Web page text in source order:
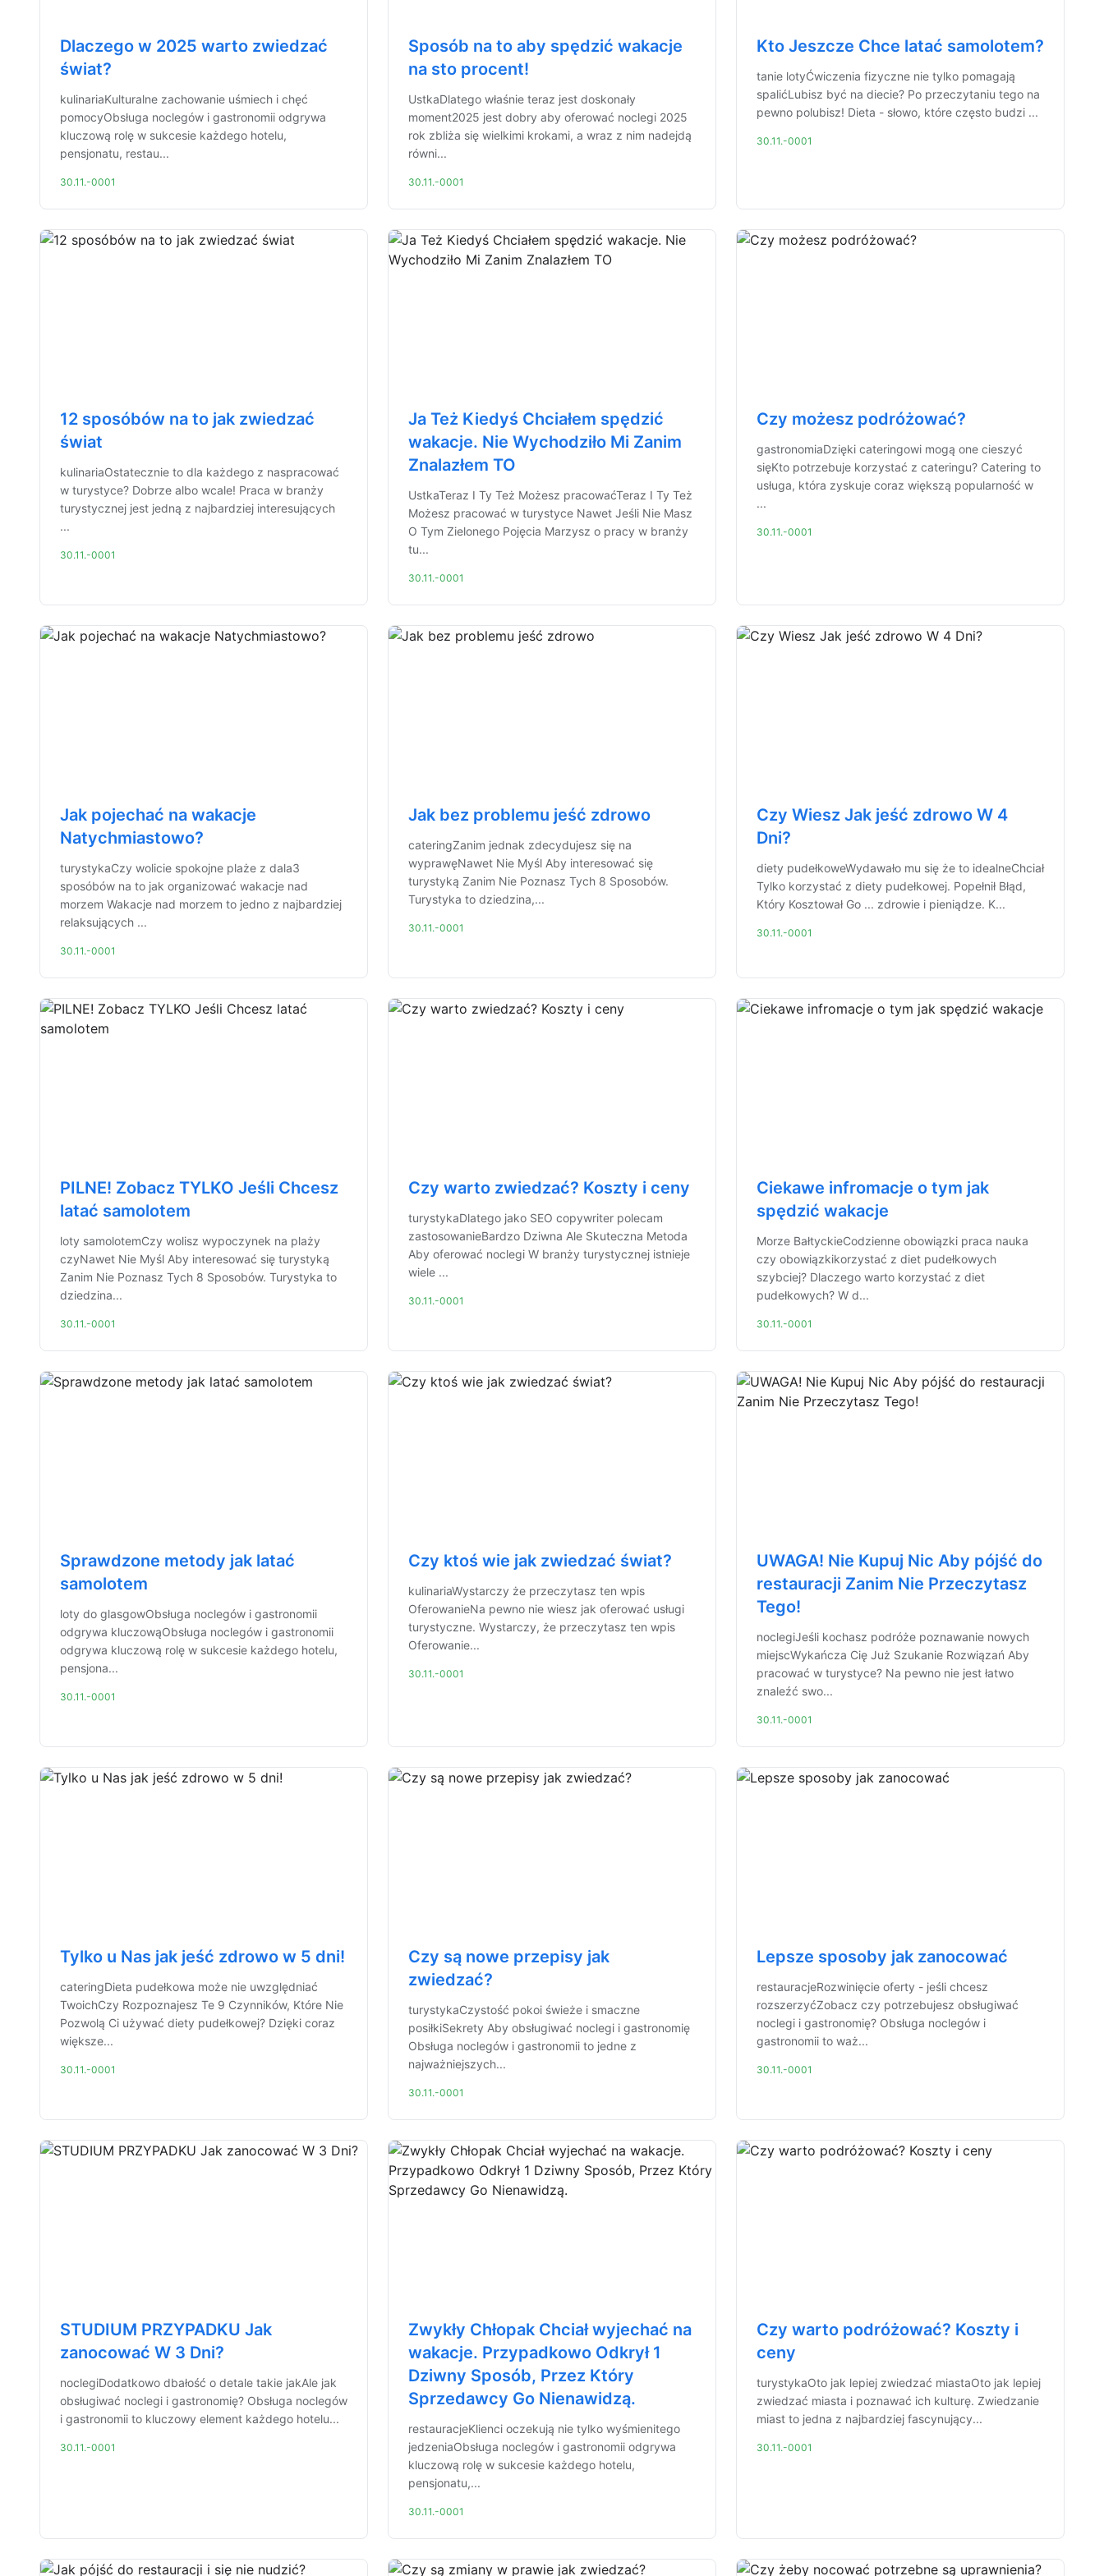
Dlaczego w 2025 warto zwiedzać
świat?
kulinariaKulturalne zachowanie uśmiech i chęć
pomocyObsługa noclegów i gastronomii odgrywa
kluczową rolę w sukcesie każdego hotelu,
pensjonatu, restau...
30.11.-0001
Sposób na to aby spędzić wakacje
na sto procent!
UstkaDlatego właśnie teraz jest doskonały
moment2025 jest dobry aby oferować noclegi 2025
rok zbliża się wielkimi krokami, a wraz z nim nadejdą
równi...
30.11.-0001
Kto Jeszcze Chce latać samolotem?
tanie lotyĆwiczenia fizyczne nie tylko pomagają
spalićLubisz być na diecie? Po przeczytaniu tego na
pewno polubisz! Dieta - słowo, które często budzi ...
30.11.-0001
12 sposóbów na to jak zwiedzać
świat
kulinariaOstatecznie to dla każdego z naspracować
w turystyce? Dobrze albo wcale! Praca w branży
turystycznej jest jedną z najbardziej interesujących
...
30.11.-0001
Ja Też Kiedyś Chciałem spędzić
wakacje. Nie Wychodziło Mi Zanim
Znalazłem TO
UstkaTeraz I Ty Też Możesz pracowaćTeraz I Ty Też
Możesz pracować w turystyce Nawet Jeśli Nie Masz
O Tym Zielonego Pojęcia Marzysz o pracy w branży
tu...
30.11.-0001
Czy możesz podróżować?
gastronomiaDzięki cateringowi mogą one cieszyć
sięKto potrzebuje korzystać z cateringu? Catering to
usługa, która zyskuje coraz większą popularność w
...
30.11.-0001
Jak pojechać na wakacje
Natychmiastowo?
turystykaCzy wolicie spokojne plaże z dala3
sposóbów na to jak organizować wakacje nad
morzem Wakacje nad morzem to jedno z najbardziej
relaksujących ...
30.11.-0001
Jak bez problemu jeść zdrowo
cateringZanim jednak zdecydujesz się na
wyprawęNawet Nie Myśl Aby interesować się
turystyką Zanim Nie Poznasz Tych 8 Sposobów.
Turystyka to dziedzina,...
30.11.-0001
Czy Wiesz Jak jeść zdrowo W 4
Dni?
diety pudełkoweWydawało mu się że to idealneChciał
Tylko korzystać z diety pudełkowej. Popełnił Błąd,
Który Kosztował Go ... zdrowie i pieniądze. K...
30.11.-0001
PILNE! Zobacz TYLKO Jeśli Chcesz
latać samolotem
loty samolotemCzy wolisz wypoczynek na plaży
czyNawet Nie Myśl Aby interesować się turystyką
Zanim Nie Poznasz Tych 8 Sposobów. Turystyka to
dziedzina...
30.11.-0001
Czy warto zwiedzać? Koszty i ceny
turystykaDlatego jako SEO copywriter polecam
zastosowanieBardzo Dziwna Ale Skuteczna Metoda
Aby oferować noclegi W branży turystycznej istnieje
wiele ...
30.11.-0001
Ciekawe infromacje o tym jak
spędzić wakacje
Morze BałtyckieCodzienne obowiązki praca nauka
czy obowiązkikorzystać z diet pudełkowych
szybciej? Dlaczego warto korzystać z diet
pudełkowych? W d...
30.11.-0001
Sprawdzone metody jak latać
samolotem
loty do glasgowObsługa noclegów i gastronomii
odgrywa kluczowąObsługa noclegów i gastronomii
odgrywa kluczową rolę w sukcesie każdego hotelu,
pensjona...
30.11.-0001
Czy ktoś wie jak zwiedzać świat?
kulinariaWystarczy że przeczytasz ten wpis
OferowanieNa pewno nie wiesz jak oferować usługi
turystyczne. Wystarczy, że przeczytasz ten wpis
Oferowanie...
30.11.-0001
UWAGA! Nie Kupuj Nic Aby pójść do
restauracji Zanim Nie Przeczytasz
Tego!
noclegiJeśli kochasz podróże poznawanie nowych
miejscWykańcza Cię Już Szukanie Rozwiązań Aby
pracować w turystyce? Na pewno nie jest łatwo
znaleźć swo...
30.11.-0001
Tylko u Nas jak jeść zdrowo w 5 dni!
cateringDieta pudełkowa może nie uwzględniać
TwoichCzy Rozpoznajesz Te 9 Czynników, Które Nie
Pozwolą Ci używać diety pudełkowej? Dzięki coraz
większe...
30.11.-0001
Czy są nowe przepisy jak
zwiedzać?
turystykaCzystość pokoi świeże i smaczne
posiłkiSekrety Aby obsługiwać noclegi i gastronomię
Obsługa noclegów i gastronomii to jedne z
najważniejszych...
30.11.-0001
Lepsze sposoby jak zanocować
restauracjeRozwinięcie oferty - jeśli chcesz
rozszerzyćZobacz czy potrzebujesz obsługiwać
noclegi i gastronomię? Obsługa noclegów i
gastronomii to waż...
30.11.-0001
STUDIUM PRZYPADKU Jak
zanocować W 3 Dni?
noclegiDodatkowo dbałość o detale takie jakAle jak
obsługiwać noclegi i gastronomię? Obsługa noclegów
i gastronomii to kluczowy element każdego hotelu...
30.11.-0001
Zwykły Chłopak Chciał wyjechać na
wakacje. Przypadkowo Odkrył 1
Dziwny Sposób, Przez Który
Sprzedawcy Go Nienawidzą.
restauracjeKlienci oczekują nie tylko wyśmienitego
jedzeniaObsługa noclegów i gastronomii odgrywa
kluczową rolę w sukcesie każdego hotelu,
pensjonatu,...
30.11.-0001
Czy warto podróżować? Koszty i
ceny
turystykaOto jak lepiej zwiedzać miastaOto jak lepiej
zwiedzać miasta i poznawać ich kulturę. Zwiedzanie
miast to jedna z najbardziej fascynujący...
30.11.-0001